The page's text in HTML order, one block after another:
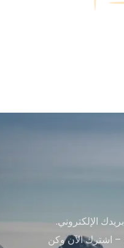
الإلكتروني.
اشترك الآن وكن